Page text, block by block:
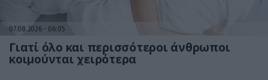
07.08.2026 06:05
Γιατί όλο και περισσότεροι άνθρωποι
κοιμούνται χειρότερα